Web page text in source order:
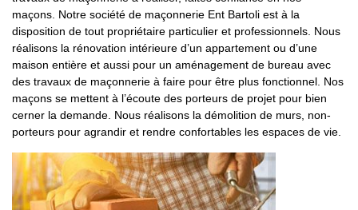
maçons. Notre société de maçonnerie Ent Bartoli est à la
disposition de tout propriétaire particulier et professionnels. Nous
réalisons la rénovation intérieure d’un appartement ou d’une
maison entière et aussi pour un aménagement de bureau avec
des travaux de maçonnerie à faire pour être plus fonctionnel. Nos
maçons se mettent à l’écoute des porteurs de projet pour bien
cerner la demande. Nous réalisons la démolition de murs, non-
porteurs pour agrandir et rendre confortables les espaces de vie.